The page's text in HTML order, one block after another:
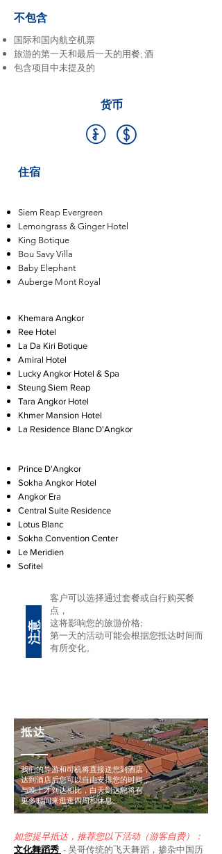
不包含
国际和国内航空机票
旅游的第一天和最后一天的用餐; 酒
包含项目中未提及的
货币
住宿
Siem Reap Evergreen
Lemongrass & Ginger Hotel
King Botique
Bou Savy Villa
Baby Elephant
Auberge Mont Royal
Khemara Angkor
Ree Hotel
La Da Kiri Botique
Amiral Hotel
Lucky Angkor Hotel & Spa
Steung Siem Reap
Tara Angkor Hotel
Khmer Mansion Hotel
La Residence Blanc D'Angkor
Prince D'Angkor
Sokha Angkor Hotel
Angkor Era
Central Suite Residence
Lotus Blanc
Sokha Convention Center
Le Meridien
Sofitel
客户可以选择通过套餐或自行购买餐
点，
这将影响您的旅游价格;
第一天的活动可能会根据您抵达时间而
有所变化。
注意
抵达
我们的导游和司机将直接送您到酒店，
达到酒店后您可以自由安排您的时间，
与晚上才到达相比，白天到达您将有
更多时间来逛逛四周和休息。
如您提早抵达，推荐您以下活动（游客自费）：
文化舞蹈秀 - 吴哥传统的飞天舞蹈，掺杂中国历